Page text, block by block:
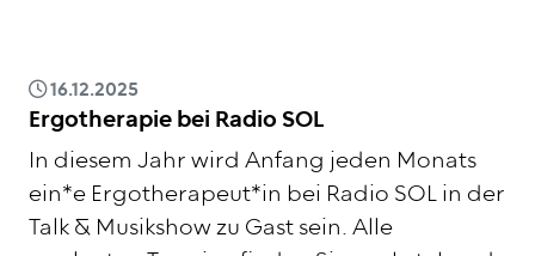
16.12.2025
Ergotherapie bei Radio SOL
In diesem Jahr wird Anfang jeden Monats
ein*e Ergotherapeut*in bei Radio SOL in der
Talk & Musikshow zu Gast sein. Alle